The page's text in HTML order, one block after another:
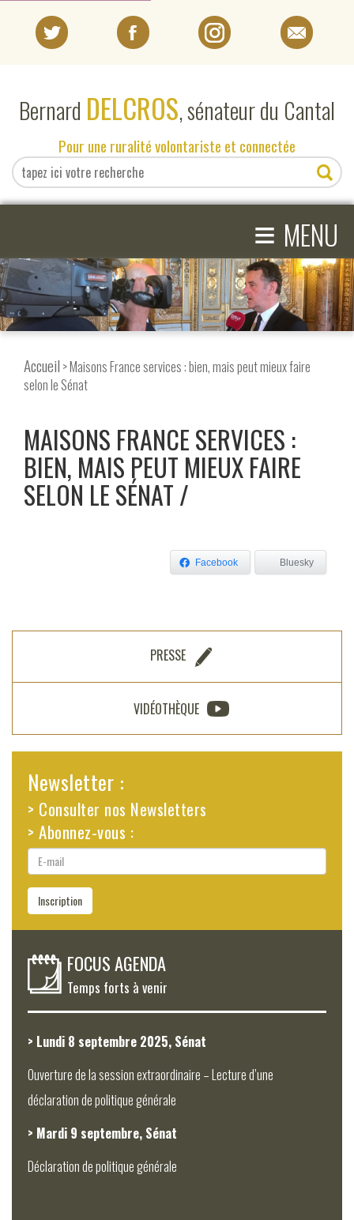
Bernard DELCROS, sénateur du Cantal
Pour une ruralité volontariste et connectée
≡ MENU
EN DIRECT DU SÉNAT
EN DIRECT DU CANTAL
COMPRENDRE LE SÉNAT
Accueil > Maisons France services : bien, mais peut mieux faire
selon le Sénat
MAISONS FRANCE SERVICES :
BIEN, MAIS PEUT MIEUX FAIRE
SELON LE SÉNAT
Facebook Bluesky
PRESSE
VIDÉOTHÈQUE
Newsletter :
> Consulter nos Newsletters
> Abonnez-vous :
E-
mail
Inscription
FOCUS AGENDA
Temps forts à venir
> Lundi 8 septembre 2025, Sénat
Ouverture de la session extraordinaire – Lecture d’une
déclaration de politique générale
> Mardi 9 septembre, Sénat
Déclaration de politique générale